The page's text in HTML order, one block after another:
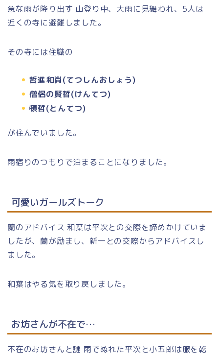
急な雨が降り出す 山登り中、大雨に見舞われ、5人は
近くの寺に避難しました。
その寺には住職の
哲進和尚(てつしんおしょう)
僧侶の賢哲(けんてつ)
頓哲(とんてつ)
が住んでいました。
雨宿りのつもりで泊まることになりました。
可愛いガールズトーク
蘭のアドバイス 和葉は平次との交際を諦めかけていま
したが、蘭が励まし、新一との交際からアドバイスし
ました。
和葉はやる気を取り戻しました。
お坊さんが不在で…
不在のお坊さんと謎 雨でぬれた平次と小五郎は服を乾